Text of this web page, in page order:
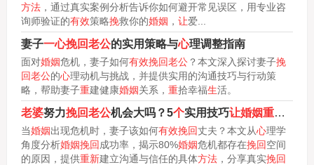
方法，通过真实案例分析告诉你如何避开常见误区，用专业咨
询师验证的有效策略挽救你的婚姻 ， 让爱...
妻子一心挽回老公的实用策略与心理调整指南
面对婚姻危机，妻子如何有效挽回老公？本文深入探讨妻子挽
回老公的心理动机与挑战，并提供实用的沟通技巧与行动策
略，帮助妻子重建健康婚姻关系， 重拾幸福生活。
老婆努力挽回老公机会大吗？5个实用技巧让婚姻重获新生
当婚姻出现危机时，妻子该如何有效挽回丈夫？本文从心理学
角度分析婚姻挽回成功率，揭示80%婚姻危机都存在挽回空间
的原因，提供重新建立沟通与信任的具体方法，分享真实挽回